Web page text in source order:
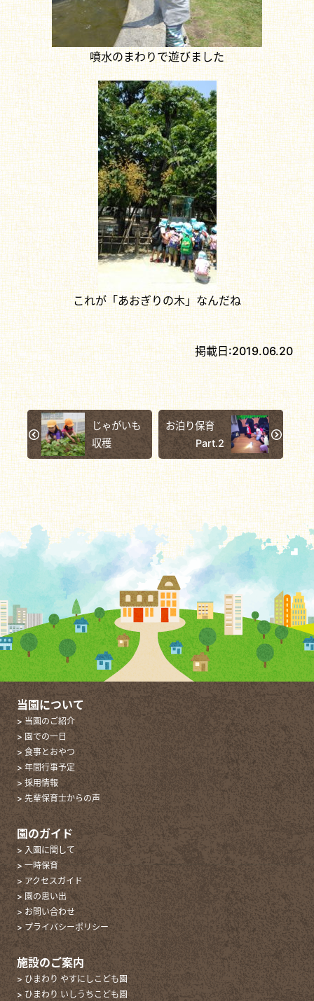
噴水のまわりで遊びました
これが「あおぎりの木」なんだね
掲載日:2019.06.20
じゃがいも
収穫
お泊り保育
Part.2
当園について
> 当園のご紹介
> 園での一日
> 食事とおやつ
> 年間行事予定
> 採用情報
> 先輩保育士からの声
園のガイド
> 入園に関して
> 一時保育
> アクセスガイド
> 園の思い出
> お問い合わせ
> プライバシーポリシー
施設のご案内
> ひまわり やすにしこども園
> ひまわり いしうちこども園